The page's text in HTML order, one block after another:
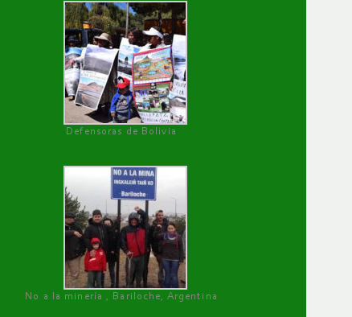
Defensoras de Bolivia
No a la minería , Bariloche, Argentina